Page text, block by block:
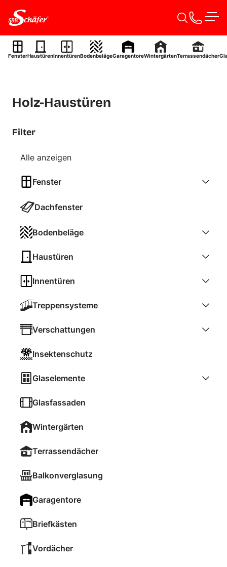
FensterHaustürenInnentürenBodenbelägeGaragentoreWintergärtenTerrassendächer
Holz-Haustüren
Filter
Alle anzeigen
Fenster
Dachfenster
Bodenbeläge
Haustüren
Innentüren
Treppensysteme
Verschattungen
Insektenschutz
Glaselemente
Glasfassaden
Wintergärten
Terrassendächer
Balkonverglasung
Garagentore
Briefkästen
Vordächer